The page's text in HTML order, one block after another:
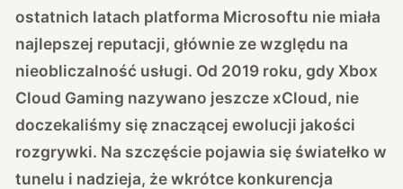
ostatnich latach platforma Microsoftu nie miała
najlepszej reputacji, głównie ze względu na
nieobliczalność usługi. Od 2019 roku, gdy Xbox
Cloud Gaming nazywano jeszcze xCloud, nie
doczekaliśmy się znaczącej ewolucji jakości
rozgrywki. Na szczęście pojawia się światełko w
tunelu i nadzieja, że wkrótce konkurencja